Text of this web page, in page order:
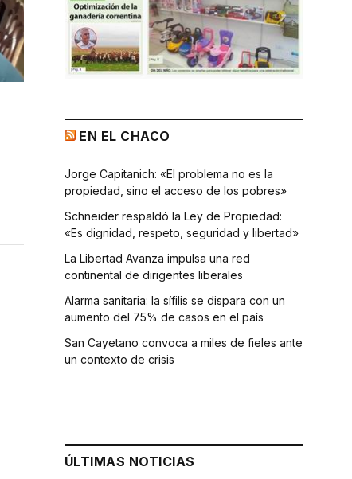
EN EL CHACO
Jorge Capitanich: «El problema no es la
propiedad, sino el acceso de los pobres»
Schneider respaldó la Ley de Propiedad:
«Es dignidad, respeto, seguridad y libertad»
La Libertad Avanza impulsa una red
continental de dirigentes liberales
Alarma sanitaria: la sífilis se dispara con un
aumento del 75% de casos en el país
San Cayetano convoca a miles de fieles ante
un contexto de crisis
ÚLTIMAS NOTICIAS